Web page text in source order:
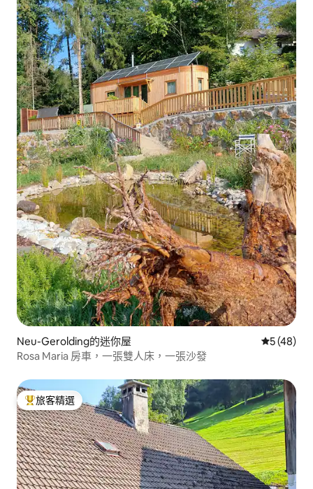
Neu-Gerolding的迷你屋 從 48 則評
5 (48)
Rosa Maria 房車，一張雙人床，一張沙發
旅客精選榜首
旅客精選